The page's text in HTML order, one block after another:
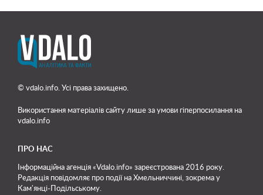
© vdalo.info. Усі права захищено.
Використання матеріалів сайту лише за умови гіперпосилання на
vdalo.info
ПРО НАС
Інформаційна агенція «Vdalo.info» зареєстрована 2016 року.
Редакція повідомляє про події на Хмельниччині, зокрема у
Кам'янці-Подільському.